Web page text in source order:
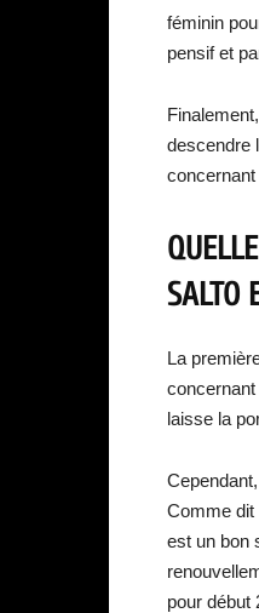
féminin
pensif et
descendre
concernant
SALTO
La
concernant
laisse la
Comme dit
est un bon
pour début